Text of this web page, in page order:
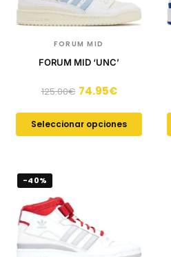
FORUM MID
FORUM MID ‘UNC’
125.00€ 74.95€
Seleccionar opciones
-40%